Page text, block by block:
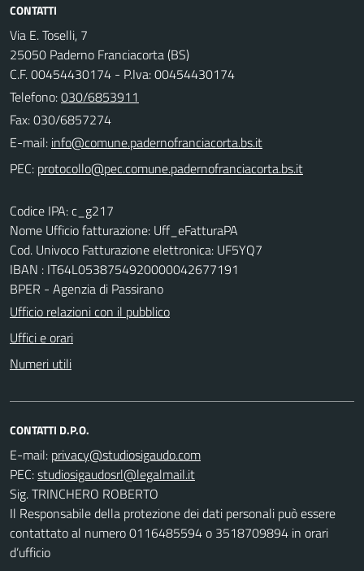
CONTATTI
Via E. Toselli, 7
25050 Paderno Franciacorta (BS)
C.F. 00454430174 - P.Iva: 00454430174
Telefono:030/6853911
Fax: 030/6857274
E-mail:
PEC:
Codice IPA: c_g217
Nome Ufficio fatturazione: Uff_eFatturaPA
Cod. Univoco Fatturazione elettronica: UF5YQ7
IBAN : IT64L0538754920000042677191
BPER - Agenzia di Passirano
Ufficio relazioni con il pubblico
Uffici e orari
Numeri utili
CONTATTI D.P.O.
E-mail:
PEC:
Sig. TRINCHERO ROBERTO
Il Responsabile della protezione dei dati personali può essere
contattato al numero 0116485594 o 3518709894 in orari
d’ufficio